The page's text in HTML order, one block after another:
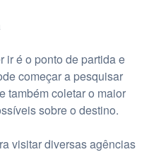
ir é o ponto de partida e
começar a pesquisar
também coletar o maior
sobre o destino.
visitar diversas agências